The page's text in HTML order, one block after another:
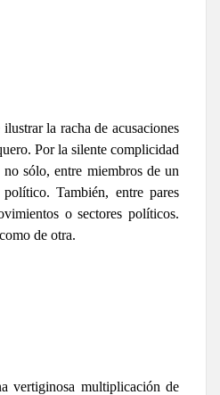
la racha de acusaciones
Por la silente complicidad
no sólo, entre miembros de un
También, entre pares
o sectores políticos.
de otra.
vertiginosa multiplicación de